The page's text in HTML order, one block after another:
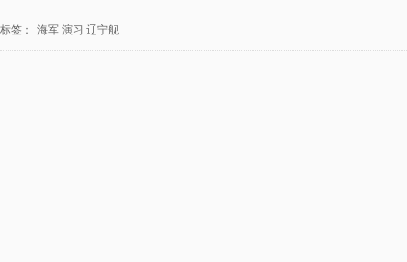
标签： 海军 演习 辽宁舰